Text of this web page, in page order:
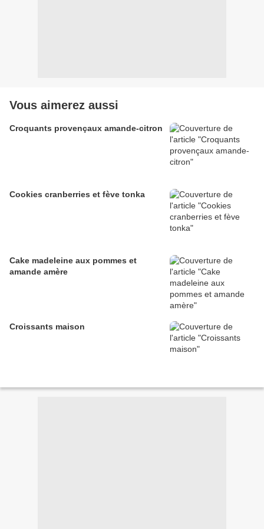
Vous aimerez aussi
Croquants provençaux amande-citron
Cookies cranberries et fève tonka
Cake madeleine aux pommes et
amande amère
Croissants maison